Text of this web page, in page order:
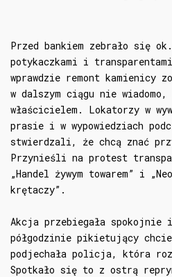
Przed bankiem zebrało się
potykaczkami i
wprawdzie remont kamienicy
w dalszym ciągu nie
właścicielem. Lokatorzy w
prasie i w wypowiedziach
stwierdzali, że chcą znać
Przynieśli na protest
„Handel żywym towarem” i
krętaczy”.
Akcja przebiegała
półgodzinie pikietujący
podjechała policja, która
Spotkało się to z ostrą